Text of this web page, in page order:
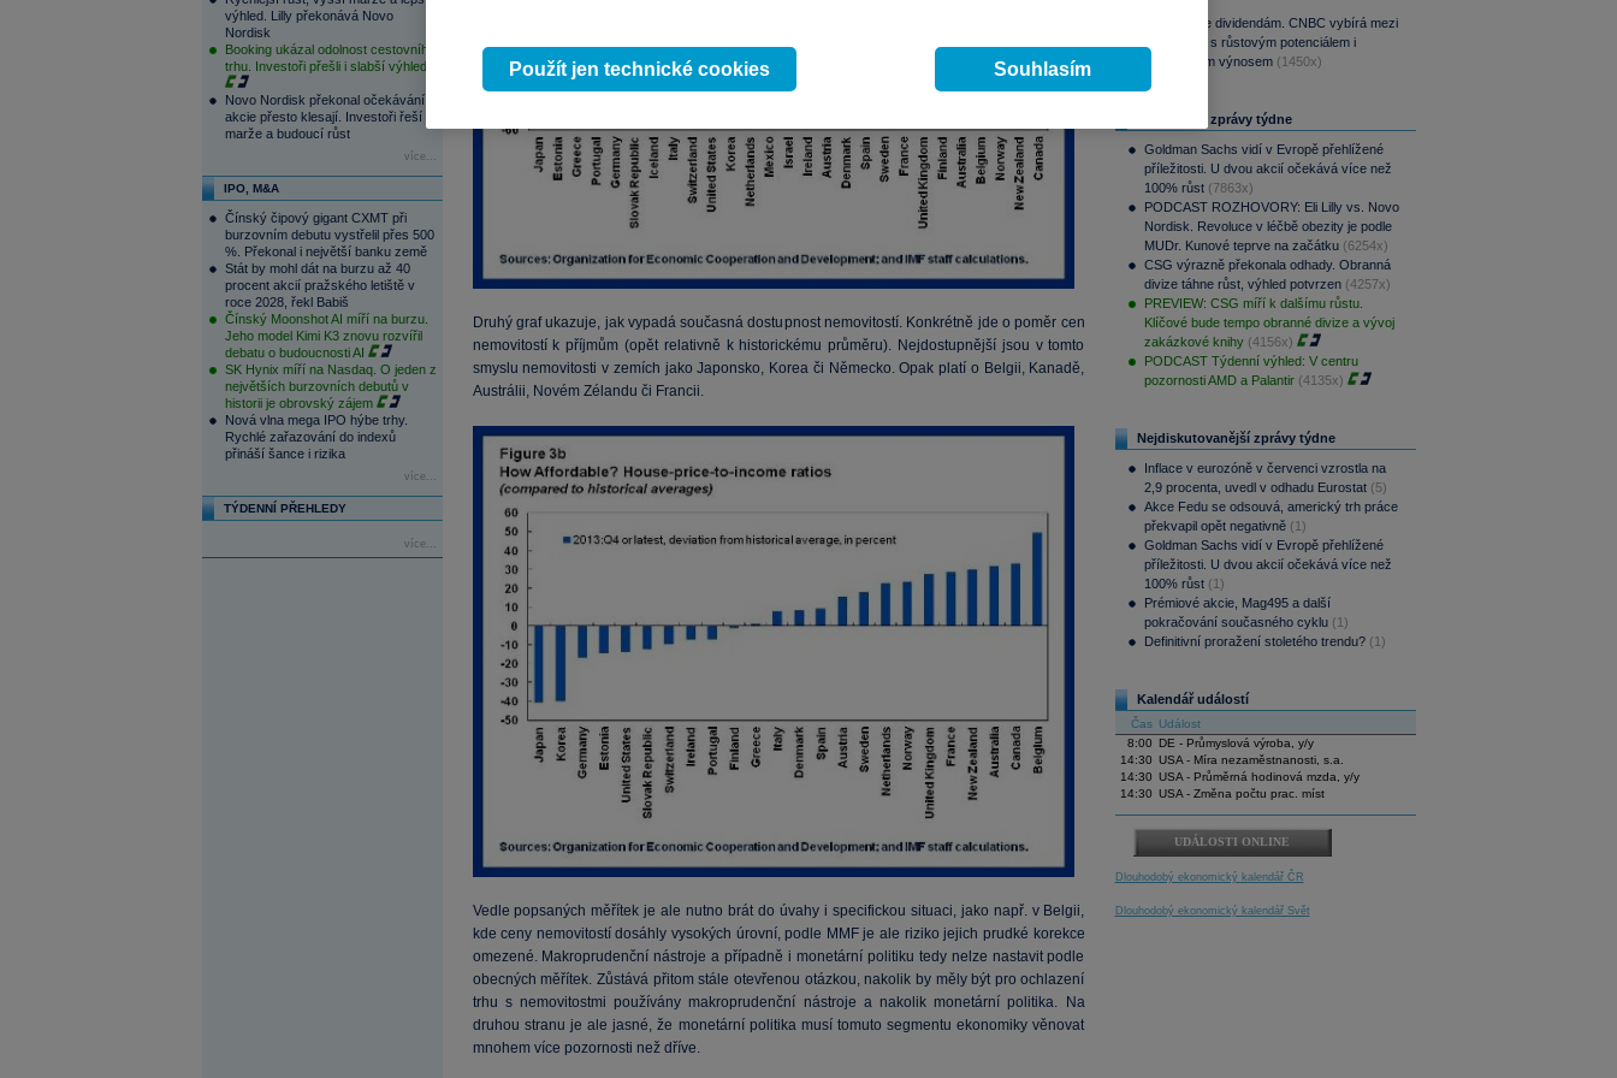
výhled. Lilly překonává Novo
Nordisk
Booking ukázal odolnost cestovního
trhu. Investoři přešli i slabší výhled
Novo Nordisk překonal očekávání,
akcie přesto klesají. Investoři řeší
marže a budoucí růst
více...
IPO, M&A
Čínský čipový gigant CXMT při
burzovním debutu vystřelil přes 500
%. Překonal i největší banku země
Stát by mohl dát na burzu až 40
procent akcií pražského letiště v
roce 2028, řekl Babiš
Čínský Moonshot AI míří na burzu.
Jeho model Kimi K3 znovu rozvířil
debatu o budoucnosti AI
SK Hynix míří na Nasdaq. O jeden z
největších burzovních debutů v
historii je obrovský zájem
Nová vlna mega IPO hýbe trhy.
Rychlé zařazování do indexů
přináší šance i rizika
více...
TÝDENNÍ PŘEHLEDY
více...
Druhý graf ukazuje, jak vypadá současná dostupnost nemovitostí. Konkrétně jde o poměr cen
nemovitostí k příjmům (opět relativně k historickému průměru). Nejdostupnější jsou v tomto
smyslu nemovitosti v zemích jako Japonsko, Korea či Německo. Opak platí o Belgii, Kanadě,
Austrálii, Novém Zélandu či Francii.
Vedle popsaných měřítek je ale nutno brát do úvahy i specifickou situaci, jako např. v Belgii,
kde ceny nemovitostí dosáhly vysokých úrovní, podle MMF je ale riziko jejich prudké korekce
omezené. Makroprudenční nástroje a případně i monetární politiku tedy nelze nastavit podle
obecných měřítek. Zůstává přitom stále otevřenou otázkou, nakolik by měly být pro ochlazení
trhu s nemovitostmi používány makroprudenční nástroje a nakolik monetární politika. Na
druhou stranu je ale jasné, že monetární politika musí tomuto segmentu ekonomiky věnovat
mnohem více pozornosti než dříve.
Srpen přeje dividendám. CNBC vybírá mezi
aristokraty s růstovým potenciálem i
pravidelným výnosem (1450x)
Nejčtenější zprávy týdne
Goldman Sachs vidí v Evropě přehlížené
příležitosti. U dvou akcií očekává více než
100% růst (7863x)
PODCAST ROZHOVORY: Eli Lilly vs. Novo
Nordisk. Revoluce v léčbě obezity je podle
MUDr. Kunové teprve na začátku (6254x)
CSG výrazně překonala odhady. Obranná
divize táhne růst, výhled potvrzen (4257x)
PREVIEW: CSG míří k dalšímu růstu.
Klíčové bude tempo obranné divize a vývoj
zakázkové knihy (4156x)
PODCAST Týdenní výhled: V centru
pozornosti AMD a Palantir (4135x)
Nejdiskutovanější zprávy týdne
Inflace v eurozóně v červenci vzrostla na
2,9 procenta, uvedl v odhadu Eurostat (5)
Akce Fedu se odsouvá, americký trh práce
překvapil opět negativně (1)
Goldman Sachs vidí v Evropě přehlížené
příležitosti. U dvou akcií očekává více než
100% růst (1)
Prémiové akcie, Mag495 a další
pokračování současného cyklu (1)
Definitivní proražení stoletého trendu? (1)
Kalendář událostí
Čas Událost
8:00
DE - Průmyslová výroba, y/y
14:30 USA - Míra nezaměstnanosti, s.a.
14:30 USA - Průměrná hodinová mzda, y/y
14:30 USA - Změna počtu prac. míst
UDÁLOSTI ONLINE
Dlouhodobý ekonomický kalendář ČR
Dlouhodobý ekonomický kalendář Svět
Použít jen technické cookies Souhlasím